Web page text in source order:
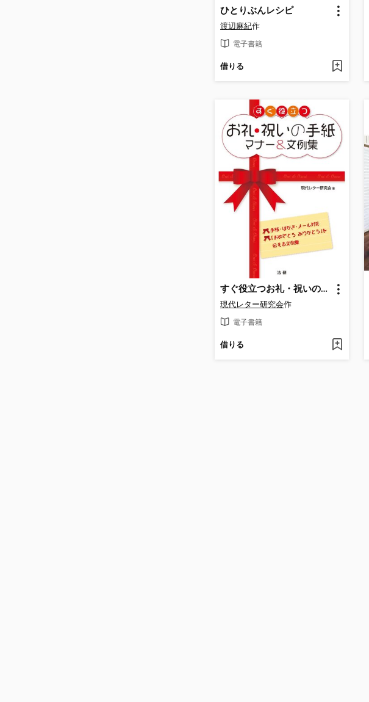
ひとりぶんレシピ
渡辺麻紀作
電子書籍
借りる
すぐ役立つお礼・祝いの手紙マナー&文例集
現代レター研究会作
電子書籍
借りる